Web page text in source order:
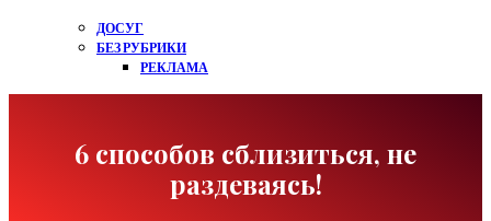
ДОСУГ
БЕЗ РУБРИКИ
РЕКЛАМА
6 способов сблизиться, не
раздеваясь!